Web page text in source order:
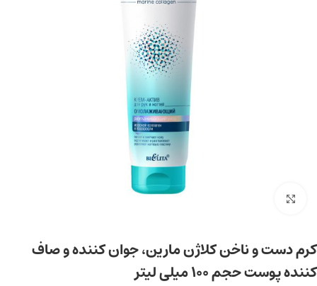
برای بزرگ‌نمایی کلیک کنید
کرم دست و ناخن کلاژن مارین، جوان کننده و صاف
کننده پوست حجم 100 میلی لیتر